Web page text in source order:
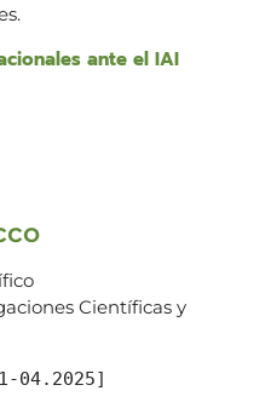
ante el IAI
Científicas y
04.2025]